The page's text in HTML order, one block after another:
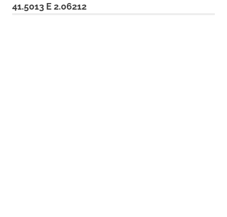
41.5013 E 2.06212